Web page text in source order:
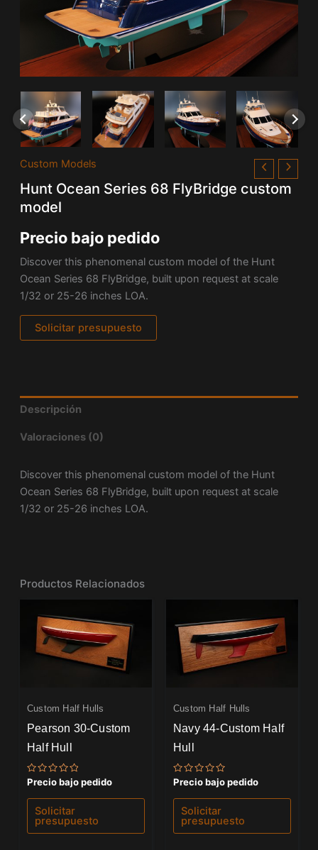
Custom Models
Hunt Ocean Series 68 FlyBridge custom
model
Precio bajo pedido
Discover this phenomenal custom model of the Hunt
Ocean Series 68 FlyBridge, built upon request at scale
1/32 or 25-26 inches LOA.
Solicitar presupuesto
Descripción
Valoraciones (0)
Discover this phenomenal custom model of the Hunt
Ocean Series 68 FlyBridge, built upon request at scale
1/32 or 25-26 inches LOA.
Productos Relacionados
Custom Half Hulls
Pearson 30-Custom
Half Hull
Valorado
0
de
Precio bajo pedido
Solicitar
presupuesto
Custom Half Hulls
Navy 44-Custom Half
Hull
Valorado
0
de
Precio bajo pedido
Solicitar
presupuesto